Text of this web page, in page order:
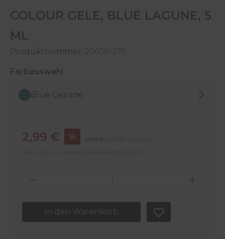
COLOUR GELE, BLUE LAGUNE, 5
ML
Produktnummer: 20605-275
Farbauswahl
Blue Lagune
Verkaufspreis:
2,99 € % Regulärer Preis:
4,99 €
(40.08% gespart)
Produkt Anzahl: Gib den
In den Warenkorb